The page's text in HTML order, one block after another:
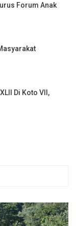
Forum Anak
Di Koto VII,